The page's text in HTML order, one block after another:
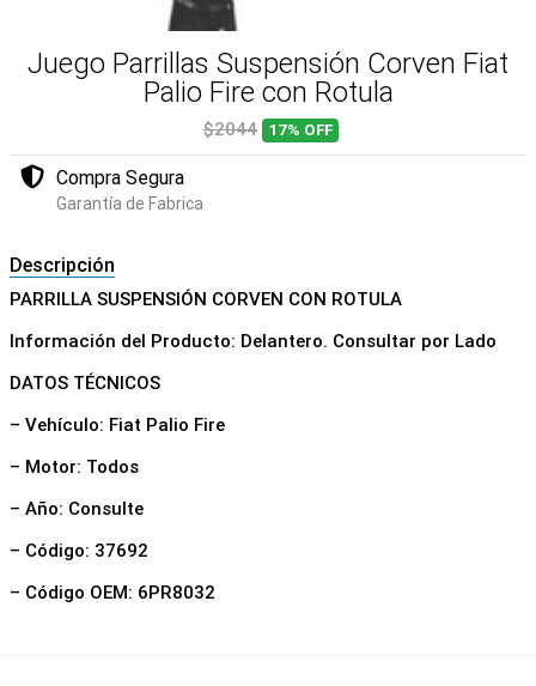
Juego Parrillas Suspensión Corven Fiat
Palio Fire con Rotula
$2044 17% OFF
Compra Segura
Garantía de Fabrica
Descripción
PARRILLA SUSPENSIÓN CORVEN CON ROTULA
Información del Producto: Delantero. Consultar por Lado
DATOS TÉCNICOS
– Vehículo: Fiat Palio Fire
– Motor: Todos
– Año: Consulte
– Código: 37692
– Código OEM: 6PR8032